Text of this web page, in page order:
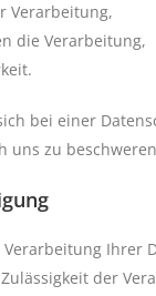
Verarbeitung,
die Verarbeitung,
bei einer
uns zu
Verarbeitung
der